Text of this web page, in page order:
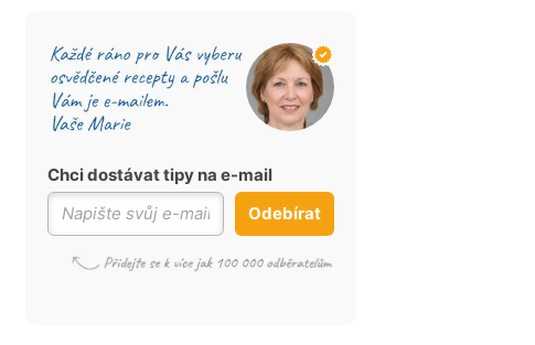
Chci dostávat tipy na e-mail
Odebírat